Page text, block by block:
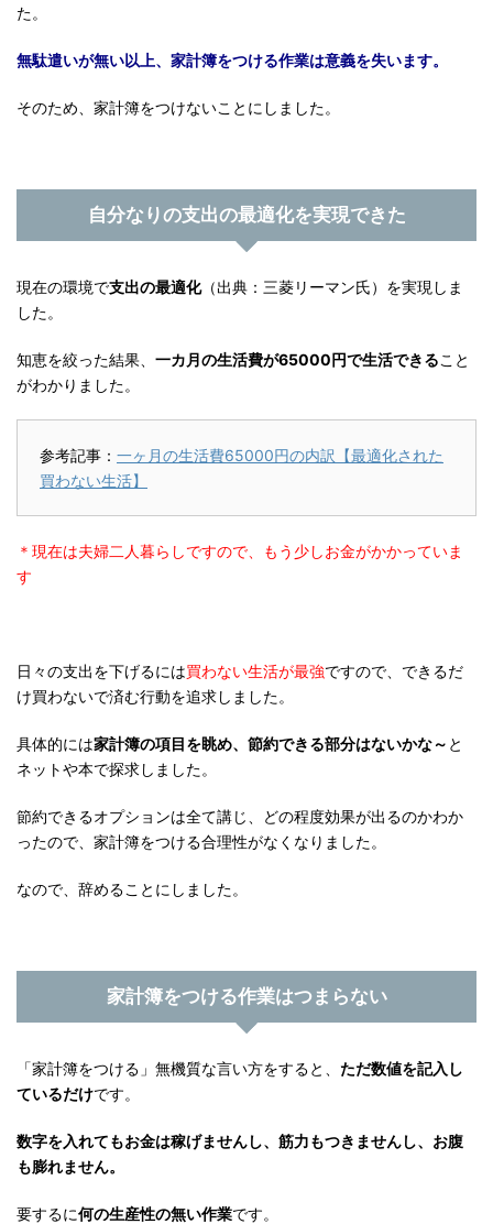
た。
無駄遣いが無い以上、家計簿をつける作業は意義を失います。
そのため、家計簿をつけないことにしました。
自分なりの支出の最適化を実現できた
現在の環境で支出の最適化（出典：三菱リーマン氏）を実現しま
した。
知恵を絞った結果、 一カ月の生活費が65000円で生活できること
がわかりました。
参考記事： 一ヶ月の生活費65000円の内訳【最適化された
買わない生活】
＊現在は夫婦二人暮らしですので、もう少しお金がかかっていま
す
日々の支出を下げるには買わない生活が最強ですので、できるだ
け買わないで済む行動を追求しました。
具体的には家計簿の項目を眺め、節約できる部分はないかな～ と
ネットや本で探求しました。
節約できるオプションは全て講じ、どの程度効果が出るのかわか
ったので、家計簿をつける合理性がなくなりました。
なので、辞めることにしました。
家計簿をつける作業はつまらない
「家計簿をつける」無機質な言い方をすると、 ただ数値を記入し
ているだけです。
数字を入れてもお金は稼げませんし、筋力もつきませんし、お腹
も膨れません。
要するに何の生産性の無い作業です。